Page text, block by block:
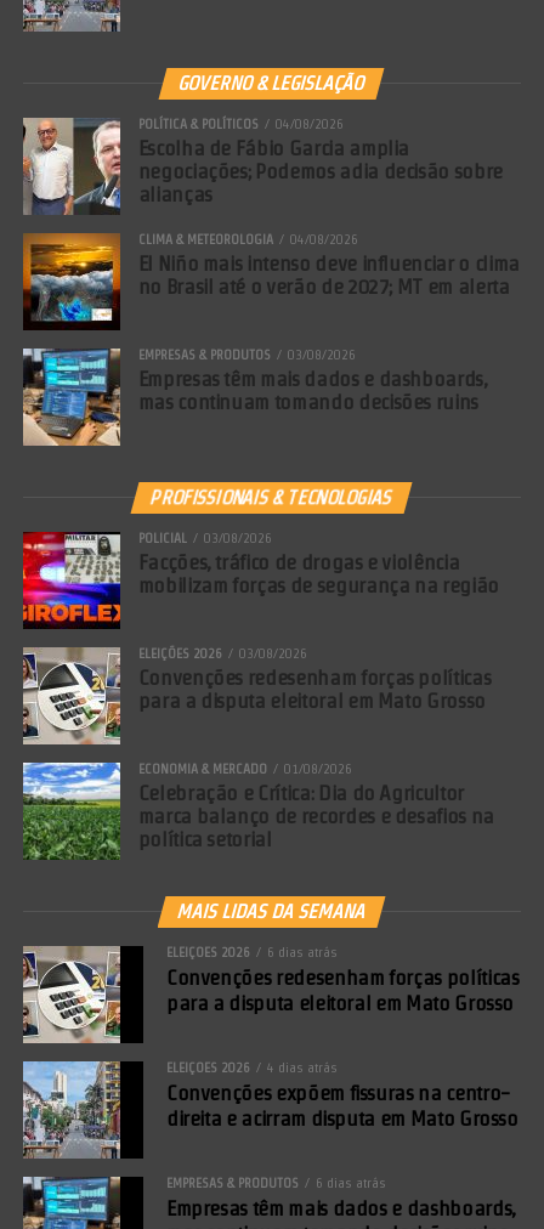
GOVERNO & LEGISLAÇÃO
POLÍTICA & POLÍTICOS 04/08/2026
Escolha de Fábio Garcia amplia
negociações; Podemos adia decisão sobre
alianças
CLIMA & METEOROLOGIA 04/08/2026
El Niño mais intenso deve influenciar o clima
no Brasil até o verão de 2027; MT em alerta
EMPRESAS & PRODUTOS 03/08/2026
Empresas têm mais dados e dashboards,
mas continuam tomando decisões ruins
PROFISSIONAIS & TECNOLOGIAS
POLICIAL 03/08/2026
Facções, tráfico de drogas e violência
mobilizam forças de segurança na região
ELEIÇÕES 2026 03/08/2026
Convenções redesenham forças políticas
para a disputa eleitoral em Mato Grosso
ECONOMIA & MERCADO 01/08/2026
Celebração e Crítica: Dia do Agricultor
marca balanço de recordes e desafios na
política setorial
MAIS LIDAS DA SEMANA
ELEIÇÕES 2026 6 dias atrás
Convenções redesenham forças políticas
para a disputa eleitoral em Mato Grosso
ELEIÇÕES 2026 4 dias atrás
Convenções expõem fissuras na centro-
direita e acirram disputa em Mato Grosso
EMPRESAS & PRODUTOS 6 dias atrás
Empresas têm mais dados e dashboards,